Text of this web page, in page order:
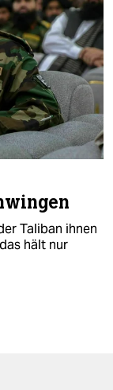
Taliban ihnen
hält nur